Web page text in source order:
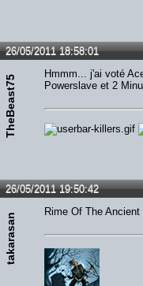
26/05/2011 18:58:01
TheBeast75
Hmmm... j'ai voté
Powerslave et 2
26/05/2011 19:50:42
takarasan
Rime Of The Ancient